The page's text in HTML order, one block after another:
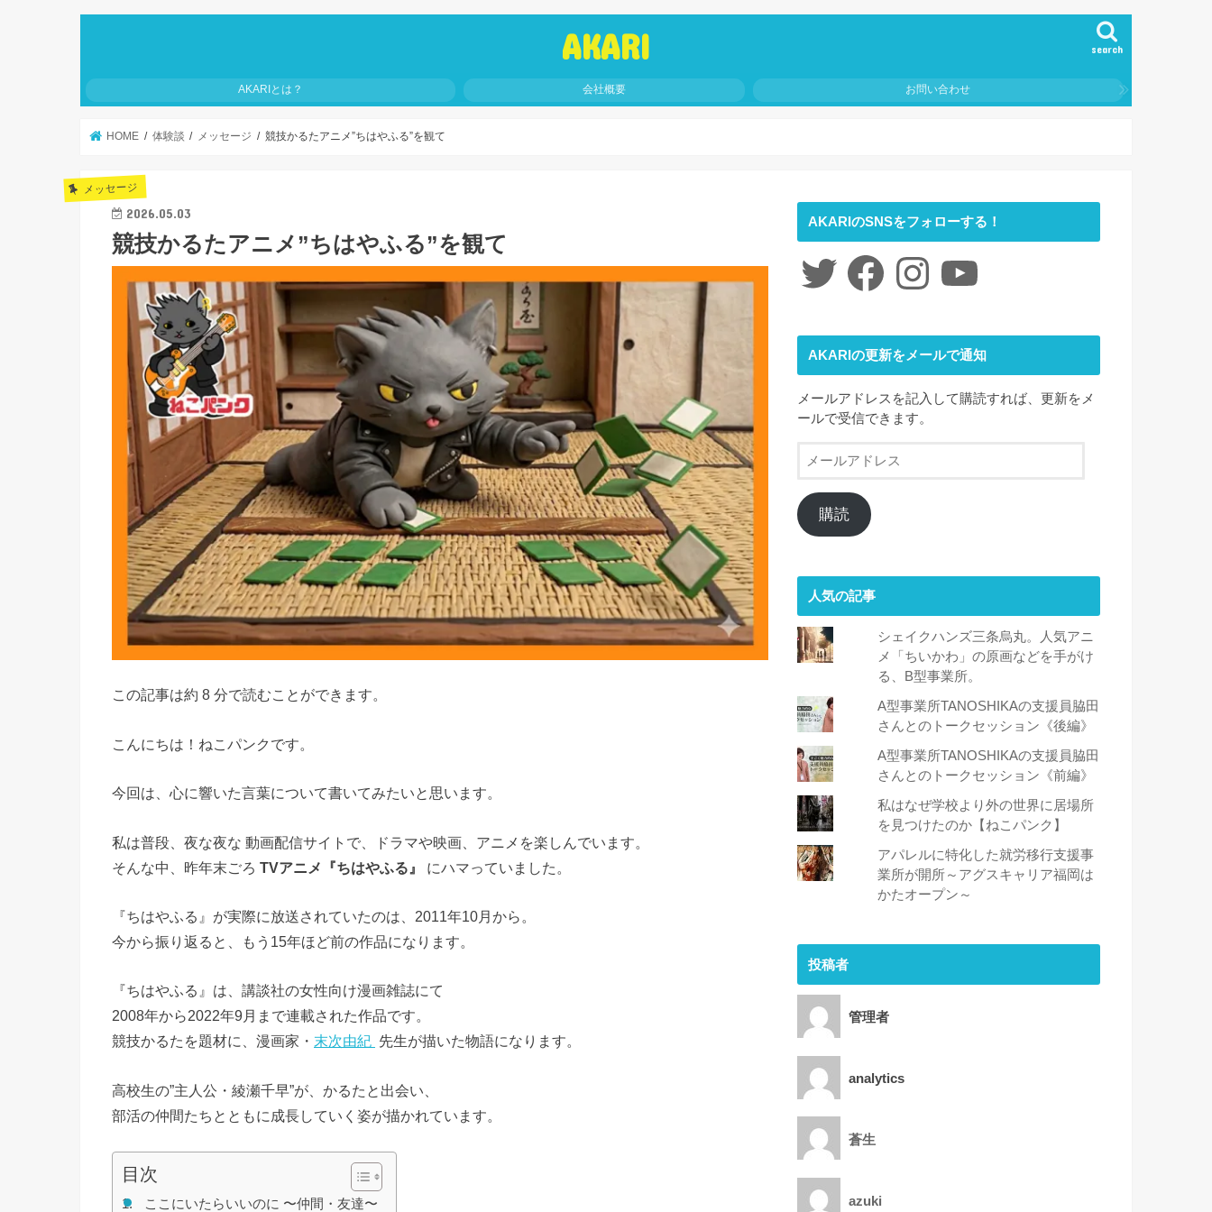
AKARI search
AKARIとは？ 会社概要 お問い合わせ
HOME 体験談 メッセージ 競技かるたアニメ”ちはやふる”を観て
メッセージ
2026.05.03
競技かるたアニメ”ちはやふる”を観て
この記事は約 8 分で読むことができます。
こんにちは！ねこパンクです。
今回は、心に響いた言葉について書いてみたいと思います。
私は普段、夜な夜な 動画配信サイトで、ドラマや映画、アニメを楽しんでいます。
そんな中、昨年末ごろ TVアニメ『ちはやふる』 にハマっていました。
『ちはやふる』が実際に放送されていたのは、2011年10月から。
今から振り返ると、もう15年ほど前の作品になります。
『ちはやふる』は、講談社の女性向け漫画雑誌にて
2008年から2022年9月まで連載された作品です。
競技かるたを題材に、漫画家・ 末次由紀 先生が描いた物語になります。
高校生の”主人公・綾瀬千早”が、かるたと出会い、
部活の仲間たちとともに成長していく姿が描かれています。
目次
ここにいたらいいのに 〜仲間・友達〜
AKARIのSNSをフォローする！
Twitter FacebookInstagramYouTube
AKARIの更新をメールで通知
メールアドレスを記入して購読すれば、更新をメ
ールで受信できます。
ー
ア
ド
購読
人気の記事
シェイクハンズ三条烏丸。人気アニ
メ「ちいかわ」の原画などを手がけ
る、B型事業所。
A型事業所TANOSHIKAの支援員脇田
さんとのトークセッション《後編》
A型事業所TANOSHIKAの支援員脇田
さんとのトークセッション《前編》
私はなぜ学校より外の世界に居場所
を見つけたのか【ねこパンク】
アパレルに特化した就労移行支援事
業所が開所～アグスキャリア福岡は
かたオープン～
投稿者
管理者
analytics
蒼生
azuki